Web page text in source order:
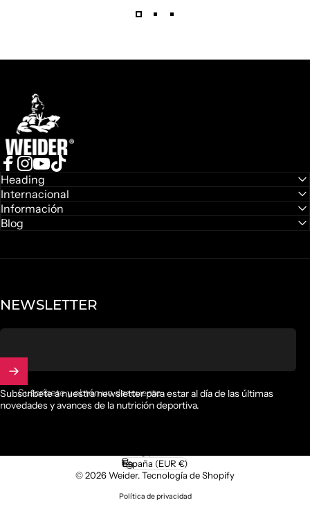
Weider
Facebook
Instagram
YouTube
Heading
Internacional
Información
Blog
NEWSLETTER
Suscríbete y obtén un descuento
Subscríbete a nuestra newsletter para estar al día de las últimas
novedades y avances de la nutrición deportiva.
© 2026 Weider.Tecnología de Shopify
Política de privacidad
Idioma
País/región
España (EUR €)